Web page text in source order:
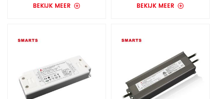
BEKIJK MEER BEKIJK MEER